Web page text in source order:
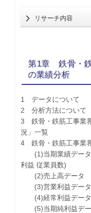
リサーチ内容
第1章 鉄骨・
の業績分析
1 データについて
2 分析方法について
3 鉄骨・鉄筋工事業
況」一覧
4 鉄骨・鉄筋工事業
(1)当期業績データ(
利益 従業員数)
(2)売上高データ
(3)営業利益データ
(4)経常利益データ
(5)当期純利益デー